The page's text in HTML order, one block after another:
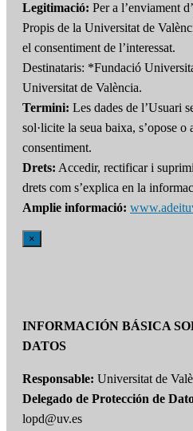
Legitimació: Per a l’enviament
Propis de la Universitat de
el consentiment de l’interessat.
Destinataris: *Fundació
Universitat de València.
Termini: Les dades de l’Usuari
sol·licite la seua baixa, s’opose o
consentiment.
Drets: Accedir, rectificar i
drets com s’explica en la
Amplie informació:
×
INFORMACIÓN BÁSICA
DATOS
Responsable: Universitat de
Delegado de Protección de
lopd@uv.es